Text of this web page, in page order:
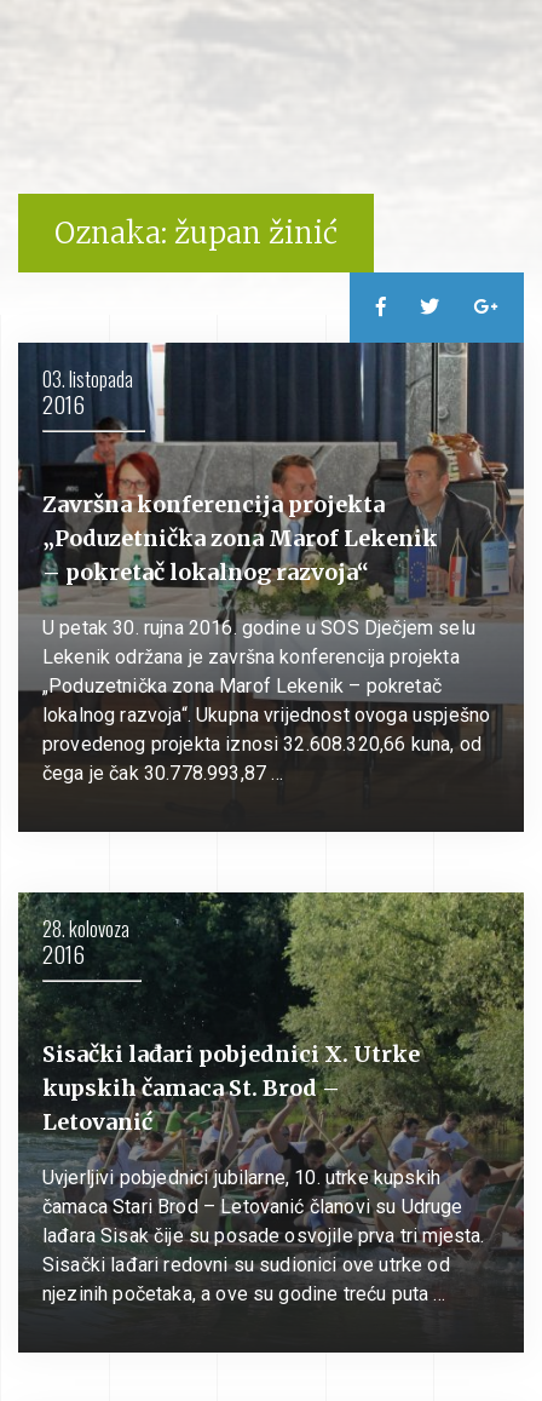
Oznaka: župan žinić
03. listopada
2016
Završna konferencija projekta
„Poduzetnička zona Marof Lekenik
– pokretač lokalnog razvoja“
U petak 30. rujna 2016. godine u SOS Dječjem selu
Lekenik održana je završna konferencija projekta
„Poduzetnička zona Marof Lekenik – pokretač
lokalnog razvoja“. Ukupna vrijednost ovoga uspješno
provedenog projekta iznosi 32.608.320,66 kuna, od
čega je čak 30.778.993,87 …
28. kolovoza
2016
Sisački lađari pobjednici X. Utrke
kupskih čamaca St. Brod –
Letovanić
Uvjerljivi pobjednici jubilarne, 10. utrke kupskih
čamaca Stari Brod – Letovanić članovi su Udruge
lađara Sisak čije su posade osvojile prva tri mjesta.
Sisački lađari redovni su sudionici ove utrke od
njezinih početaka, a ove su godine treću puta …